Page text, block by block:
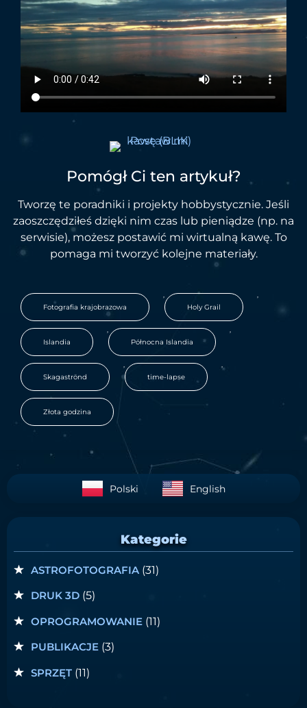
Pomógł Ci ten artykuł?
Tworzę te poradniki i projekty hobbystycznie. Jeśli
zaoszczędziłeś dzięki nim czas lub pieniądze (np. na
serwisie), możesz postawić mi wirtualną kawę. To
pomaga mi tworzyć kolejne materiały.
Fotografia krajobrazowa
,
Holy Grail
,
Islandia
,
Północna Islandia
,
Skagaströnd
,
time-lapse
,
Złota godzina
Polski English
Kategorie
ASTROFOTOGRAFIA (31)
DRUK 3D (5)
OPROGRAMOWANIE (11)
PUBLIKACJE (3)
SPRZĘT (11)